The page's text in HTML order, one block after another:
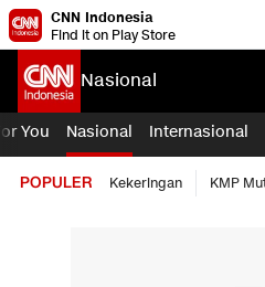
CNN Indonesia
Find it on Play Store
Nasional
You Nasional Internasional
POPULER Kekeringan KMP